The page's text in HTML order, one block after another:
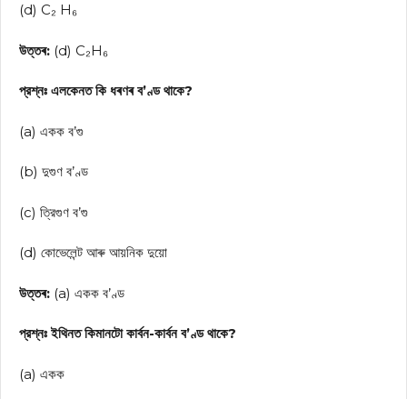
(d) C₂ H₆
উত্তৰ: (d) C₂H₆
প্রশ্নঃ এলকেনত কি ধৰণৰ ব’ণ্ড থাকে?
(a) একক ব’গু
(b) দুগুণ ব’ণ্ড
(c) ত্রিগুণ ব’গু
(d) কোভেলেন্ট আৰু আয়নিক দুয়ো
উত্তৰ: (a) একক ব’ণ্ড
প্রশ্নঃ ইথিনত কিমানটো কার্বন-কার্বন ব’ণ্ড থাকে?
(a) একক